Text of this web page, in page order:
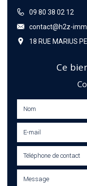
09 80 38 02 12
contact@h2z-
18 RUE MARIUS
Ce